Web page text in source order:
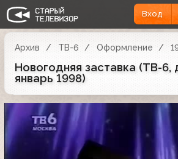
Вход
Архив ТВ-6 Оформление
Новогодняя заставка (ТВ-6,
январь 1998)